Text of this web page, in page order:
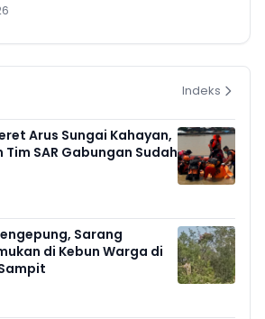
Indeks
Arus Sungai Kahayan,
SAR Gabungan Sudah
Sarang
di Kebun Warga di